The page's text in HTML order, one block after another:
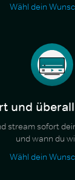
Wähl dein
und
stream sofort
und wann du
Wähl dein